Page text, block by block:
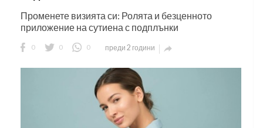
Променете визията си: Ролята и безценното
приложение на сутиена с подплънки
0 0 0 преди 2 години 